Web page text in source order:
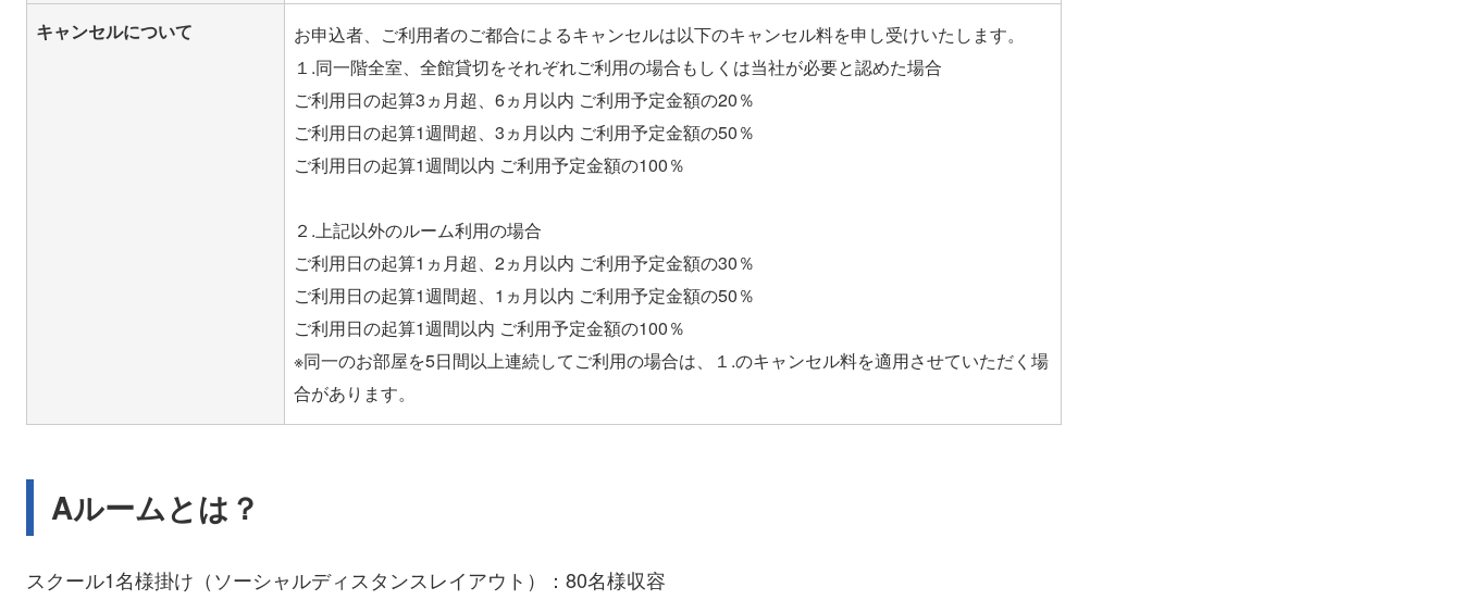
キャンセルについて
お申込者、ご利用者のご都合によるキャンセルは以下のキャンセル料を申し受けいたします。
１.同一階全室、全館貸切をそれぞれご利用の場合もしくは当社が必要と認めた場合
ご利用日の起算3ヵ月超、6ヵ月以内 ご利用予定金額の20％
ご利用日の起算1週間超、3ヵ月以内 ご利用予定金額の50％
ご利用日の起算1週間以内 ご利用予定金額の100％
２.上記以外のルーム利用の場合
ご利用日の起算1ヵ月超、2ヵ月以内 ご利用予定金額の30％
ご利用日の起算1週間超、1ヵ月以内 ご利用予定金額の50％
ご利用日の起算1週間以内 ご利用予定金額の100％
※同一のお部屋を5日間以上連続してご利用の場合は、１.のキャンセル料を適用させていただく場
Aルームとは？
スクール1名様掛け（ソーシャルディスタンスレイアウト）：80名様収容